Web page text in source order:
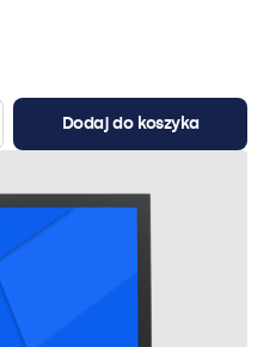
Dodaj do koszyka